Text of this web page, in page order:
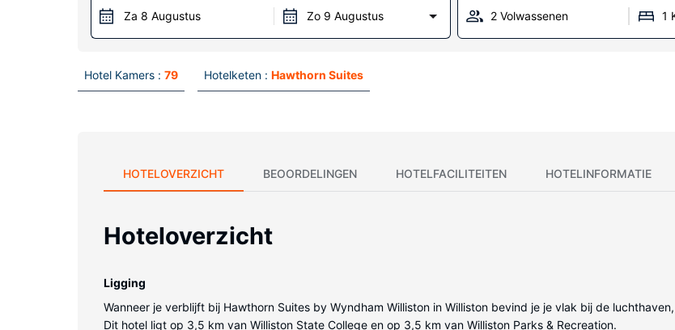
Za 8 Augustus Zo 9 Augustus 2 Volwassenen 1
Hotel Kamers : 79 Hotelketen : Hawthorn Suites
HOTELOVERZICHT BEOORDELINGEN HOTELFACILITEITEN HOTELINFORMATIE
Hoteloverzicht
Ligging
Wanneer je verblijft bij Hawthorn Suites by Wyndham Williston in Williston bevind je je vlak bij de
Dit hotel ligt op 3,5 km van Williston State College en op 3,5 km van Williston Parks & Recreation.